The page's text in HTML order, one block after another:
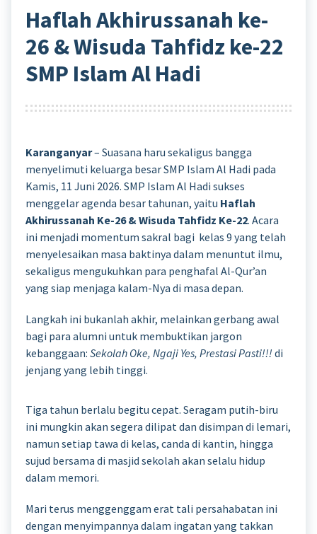
Haflah Akhirussanah ke-
26 & Wisuda Tahfidz ke-22
SMP Islam Al Hadi
Karanganyar– Suasana haru sekaligus bangga
menyelimuti keluarga besar SMP Islam Al Hadi pada
Kamis, 11 Juni 2026. SMP Islam Al Hadi sukses
menggelar agenda besar tahunan, yaitu Haflah
Akhirussanah Ke-26 & Wisuda Tahfidz Ke-22. Acara
ini menjadi momentum sakral bagi kelas 9 yang telah
menyelesaikan masa baktinya dalam menuntut ilmu,
sekaligus mengukuhkan para penghafal Al-Qur’an
yang siap menjaga kalam-Nya di masa depan.
Langkah ini bukanlah akhir, melainkan gerbang awal
bagi para alumni untuk membuktikan jargon
kebanggaan: Sekolah Oke, Ngaji Yes, Prestasi Pasti!!! di
jenjang yang lebih tinggi.
Tiga tahun berlalu begitu cepat. Seragam putih-biru
ini mungkin akan segera dilipat dan disimpan di lemari,
namun setiap tawa di kelas, canda di kantin, hingga
sujud bersama di masjid sekolah akan selalu hidup
dalam memori.
Mari terus menggenggam erat tali persahabatan ini
dengan menyimpannya dalam ingatan yang takkan